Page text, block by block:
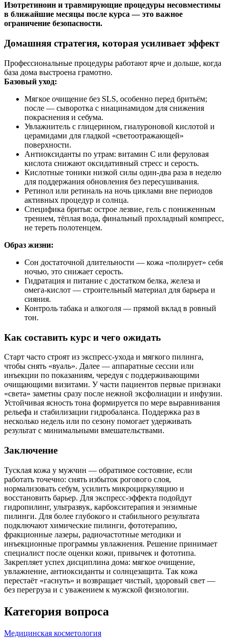
Изотретиноин и травмирующие процедуры несовместимы
в ближайшие месяцы после курса — это важное
ограничение безопасности.
Домашняя стратегия, которая усиливает эффект
Профессиональные процедуры работают ярче и дольше, когда
база дома выстроена грамотно.
Базовый уход:
Мягкое очищение без SLS, особенно перед бритьём;
после — сыворотка с ниацинамидом для снижения
покраснения и себума.
Увлажнитель с глицерином, гиалуроновой кислотой и
церамидами для гладкой «светоотражающей»
поверхности.
Антиоксиданты по утрам: витамин C или феруловая
кислота снижают оксидативный стресс и серость.
Кислотные тоники низкой силы один‑два раза в неделю
для поддержания обновления без пересушивания.
Ретинол или ретиналь на ночь циклами вне периодов
активных процедур и солнца.
Специфика бритья: острое лезвие, гель с пониженным
трением, тёплая вода, финальный прохладный компресс,
не тереть полотенцем.
Образ жизни:
Сон достаточной длительности — кожа «полирует» себя
ночью, это снижает серость.
Гидратация и питание с достатком белка, железа и
омега‑кислот — строительный материал для барьера и
сияния.
Контроль табака и алкоголя — прямой вклад в ровный
тон.
Как составить курс и чего ожидать
Старт часто строят из экспресс‑ухода и мягкого пилинга,
чтобы снять «вуаль». Далее — аппаратные сессии или
инъекции по показаниям, чередуя с поддерживающими
очищающими визитами. У части пациентов первые признаки
«света» заметны сразу после нежной эксфолиации и инфузии.
Устойчивая ясность тона формируется по мере выравнивания
рельефа и стабилизации гидробаланса. Поддержка раз в
несколько недель или по сезону помогает удерживать
результат с минимальными вмешательствами.
Заключение
Тусклая кожа у мужчин — обратимое состояние, если
работать точечно: снять избыток рогового слоя,
нормализовать себум, усилить микроциркуляцию и
восстановить барьер. Для экспресс‑эффекта подойдут
гидропилинг, ультразвук, карбокситерапия и энзимные
пилинги. Для более глубокого и стабильного результата
подключают химические пилинги, фототерапию,
фракционные лазеры, радиочастотные методики и
инъекционные программы увлажнения. Решение принимает
специалист после оценки кожи, привычек и фототипа.
Закрепляет успех дисциплина дома: мягкое очищение,
увлажнение, антиоксиданты и солнцезащита. Так кожа
перестаёт «гаснуть» и возвращает чистый, здоровый свет —
без перегруза и с уважением к мужской физиологии.
Категория вопроса
Медицинская косметология